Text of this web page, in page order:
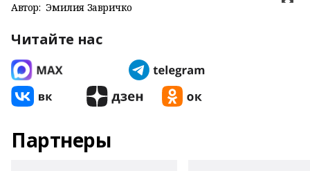
Автор: Эмилия Завричко
Читайте нас
Партнеры